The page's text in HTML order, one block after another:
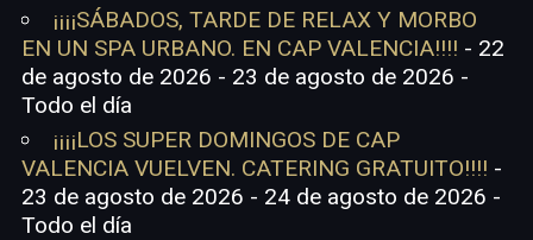
¡¡¡¡SÁBADOS, TARDE DE RELAX Y MORBO
EN UN SPA URBANO. EN CAP VALENCIA!!!! - 22
de agosto de 2026 - 23 de agosto de 2026 -
Todo el día
¡¡¡¡LOS SUPER DOMINGOS DE CAP
VALENCIA VUELVEN. CATERING GRATUITO!!!! -
23 de agosto de 2026 - 24 de agosto de 2026 -
Todo el día